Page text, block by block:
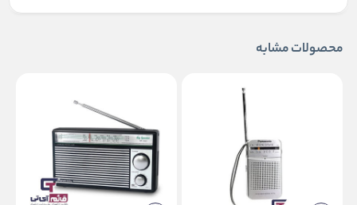
محصولات مشابه